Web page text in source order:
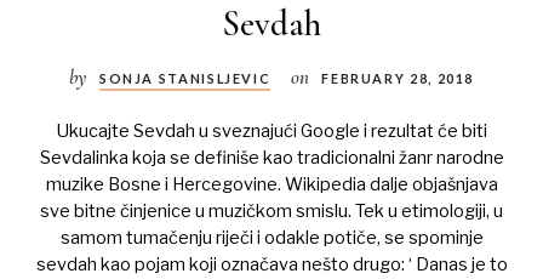
Sevdah
by SONJA STANISLJEVIC on FEBRUARY 28, 2018
Ukucajte Sevdah u sveznajući Google i rezultat će biti
Sevdalinka koja se definiše kao tradicionalni žanr narodne
muzike Bosne i Hercegovine. Wikipedia dalje objašnjava
sve bitne činjenice u muzičkom smislu. Tek u etimologiji, u
samom tumačenju riječi i odakle potiče, se spominje
sevdah kao pojam koji označava nešto drugo: ‘ Danas je to